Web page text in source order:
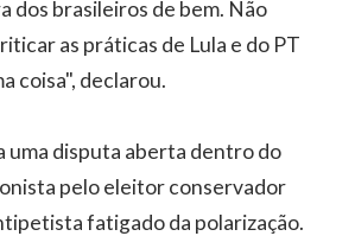
dos brasileiros de bem. Não
as práticas de Lula e do PT
coisa", declarou.
uma disputa aberta dentro do
pelo eleitor conservador
fatigado da polarização.